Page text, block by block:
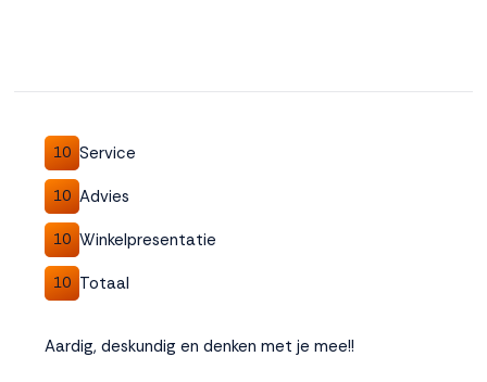
10 Service
10 Advies
10 Winkelpresentatie
10 Totaal
Aardig, deskundig en denken met je mee!!